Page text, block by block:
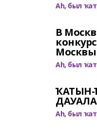
Аһ, был
В
Москвы
Аһ, был
ҠАТЫН-
Аһ, был